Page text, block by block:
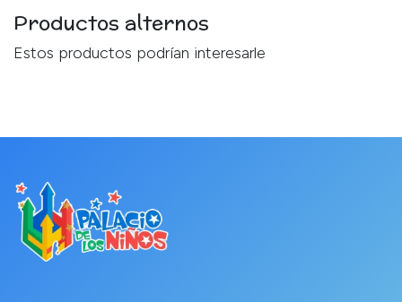
Productos alternos
Estos productos podrían interesarle